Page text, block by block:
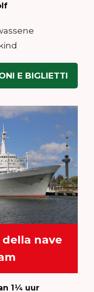
E BIGLIETTI
nave
1¼ uur